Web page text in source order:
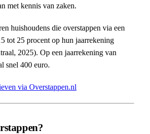
met kennis van zaken.
huishoudens die overstappen via een
tot 25 procent op hun jaarrekening
2025). Op een jaarrekening van
snel 400 euro.
via Overstappen.nl